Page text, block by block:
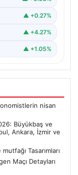
▲ +0.27%
▲ +4.27%
▲ +1.05%
nisan
Büyükbaş ve
Ankara, İzmir ve
Tasarımları
Maçı Detayları